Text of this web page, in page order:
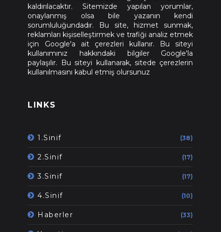
kaldırılacaktır. Sitemizde yapılan yorumlar,
onaylanmış olsa bile yazanın kendi
sorumluluğundadır. Bu site, hizmet sunmak,
reklamları kişiselleştirmek ve trafiği analiz etmek
için Google'a ait çerezleri kullanır. Bu siteyi
kullanımınız hakkındaki bilgiler Google'la
paylaşılır. Bu siteyi kullanarak, sitede çerezlerin
kullanılmasını kabul etmiş olursunuz
LINKS
1.Sinif (38)
2.Sinif (17)
3.Sinif (17)
4.Sinif (10)
Haberler (33)